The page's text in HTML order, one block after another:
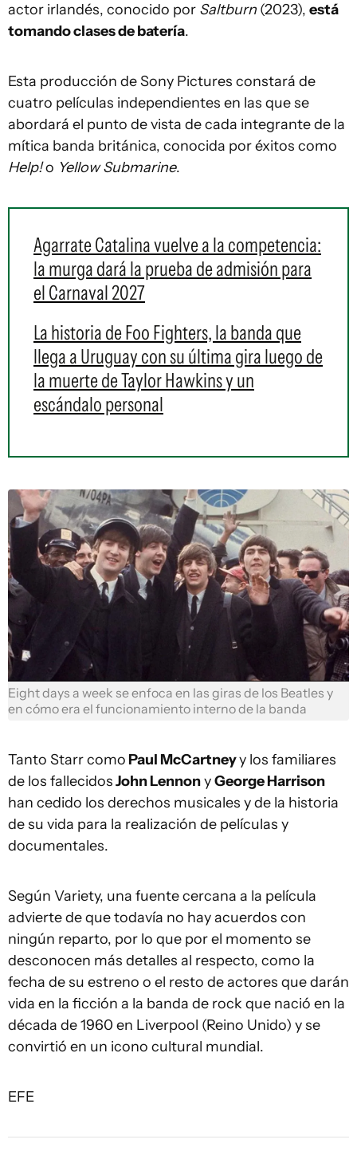
actor irlandés, conocido por Saltburn(2023), está
tomando clases de batería.
Esta producción de Sony Pictures constará de
cuatro películas independientes en las que se
abordará el punto de vista de cada integrante de la
mítica banda británica, conocida por éxitos como
Help!o Yellow Submarine.
Agarrate Catalina vuelve a la competencia:
la murga dará la prueba de admisión para
el Carnaval 2027
La historia de Foo Fighters, la banda que
llega a Uruguay con su última gira luego de
la muerte de Taylor Hawkins y un
escándalo personal
Eight days a week se enfoca en las giras de los Beatles y
en cómo era el funcionamiento interno de la banda
Tanto Starr como Paul McCartneyy los familiares
de los fallecidosJohn LennonyGeorge Harrison
han cedido los derechos musicales y de la historia
de su vida para la realización de películas y
documentales.
Según Variety, una fuente cercana a la película
advierte de que todavía no hay acuerdos con
ningún reparto, por lo que por el momento se
desconocen más detalles al respecto, como la
fecha de su estreno o el resto de actores que darán
vida en la ficción a la banda de rock que nació en la
década de 1960 en Liverpool (Reino Unido) y se
convirtió en un icono cultural mundial.
EFE